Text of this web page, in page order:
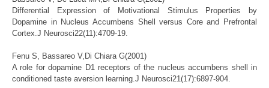
Differential Expression of Motivational Stimulus Properties by
Dopamine in Nucleus Accumbens Shell versus Core and Prefrontal
Cortex.J Neurosci22(11):4709-19.
Fenu S, Bassareo V,Di Chiara G(2001)
A role for dopamine D1 receptors of the nucleus accumbens shell in
conditioned taste aversion learning.J Neurosci21(17):6897-904.